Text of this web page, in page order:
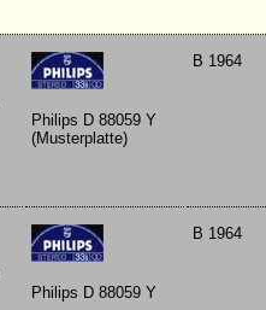
Philips D 88059 Y
(Musterplatte)
B 1964
Philips D 88059 Y
B 1964